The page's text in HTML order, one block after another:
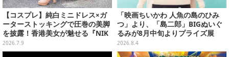
【コスプレ】純白ミニドレス×ガ
ーターストッキングで圧巻の美脚
を披露！香港美女が魅せる『NIK
KE』アリスが小悪魔で可愛い【写
真9枚】
2026.7.9
「映画ちいかわ 人魚の島のひみ
つ」より、「島二郎」BIGぬいぐ
るみが8月中旬よりプライズ展
開！“味自慢”のエプロンはポケッ
ト付き
2026.8.4